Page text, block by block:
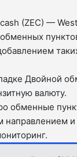
(ZEC) —
Двойной
валюту.
обменные
направлением